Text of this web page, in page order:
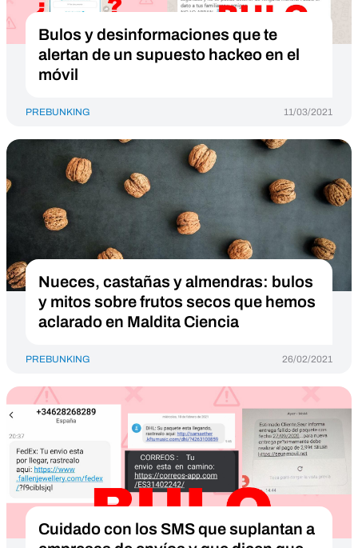
Bulos y desinformaciones que te
alertan de un supuesto hackeo en el
móvil
PREBUNKING 11/03/2021
Nueces, castañas y almendras: bulos
y mitos sobre frutos secos que hemos
aclarado en Maldita Ciencia
PREBUNKING 26/02/2021
Cuidado con los SMS que suplantan a